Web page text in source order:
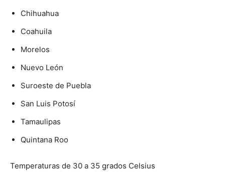
Chihuahua
Coahuila
Morelos
Nuevo León
Suroeste de Puebla
San Luis Potosí
Tamaulipas
Quintana Roo
Temperaturas de 30 a 35 grados Celsius